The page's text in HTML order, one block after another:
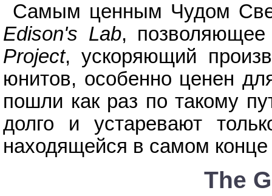
Самым ценным Чудом
Edison's Lab,
Project, ускоряющий
юнитов, особенно ценен
пошли как раз по такому
долго и устаревают
находящейся в самом конце
The